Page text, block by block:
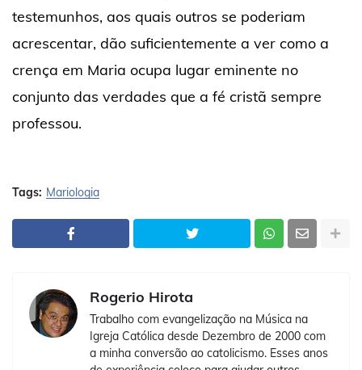
testemunhos, aos quais outros se poderiam
acrescentar, dão suficientemente a ver como a
crença em Maria ocupa lugar eminente no
conjunto das verdades que a fé cristã sempre
professou.
Tags: Mariologia
Rogerio Hirota
Trabalho com evangelização na Música na
Igreja Católica desde Dezembro de 2000 com
a minha conversão ao catolicismo. Esses anos